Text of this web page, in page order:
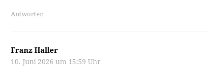
Antworten
Franz Haller
10. Juni 2026 um 15:59 Uhr